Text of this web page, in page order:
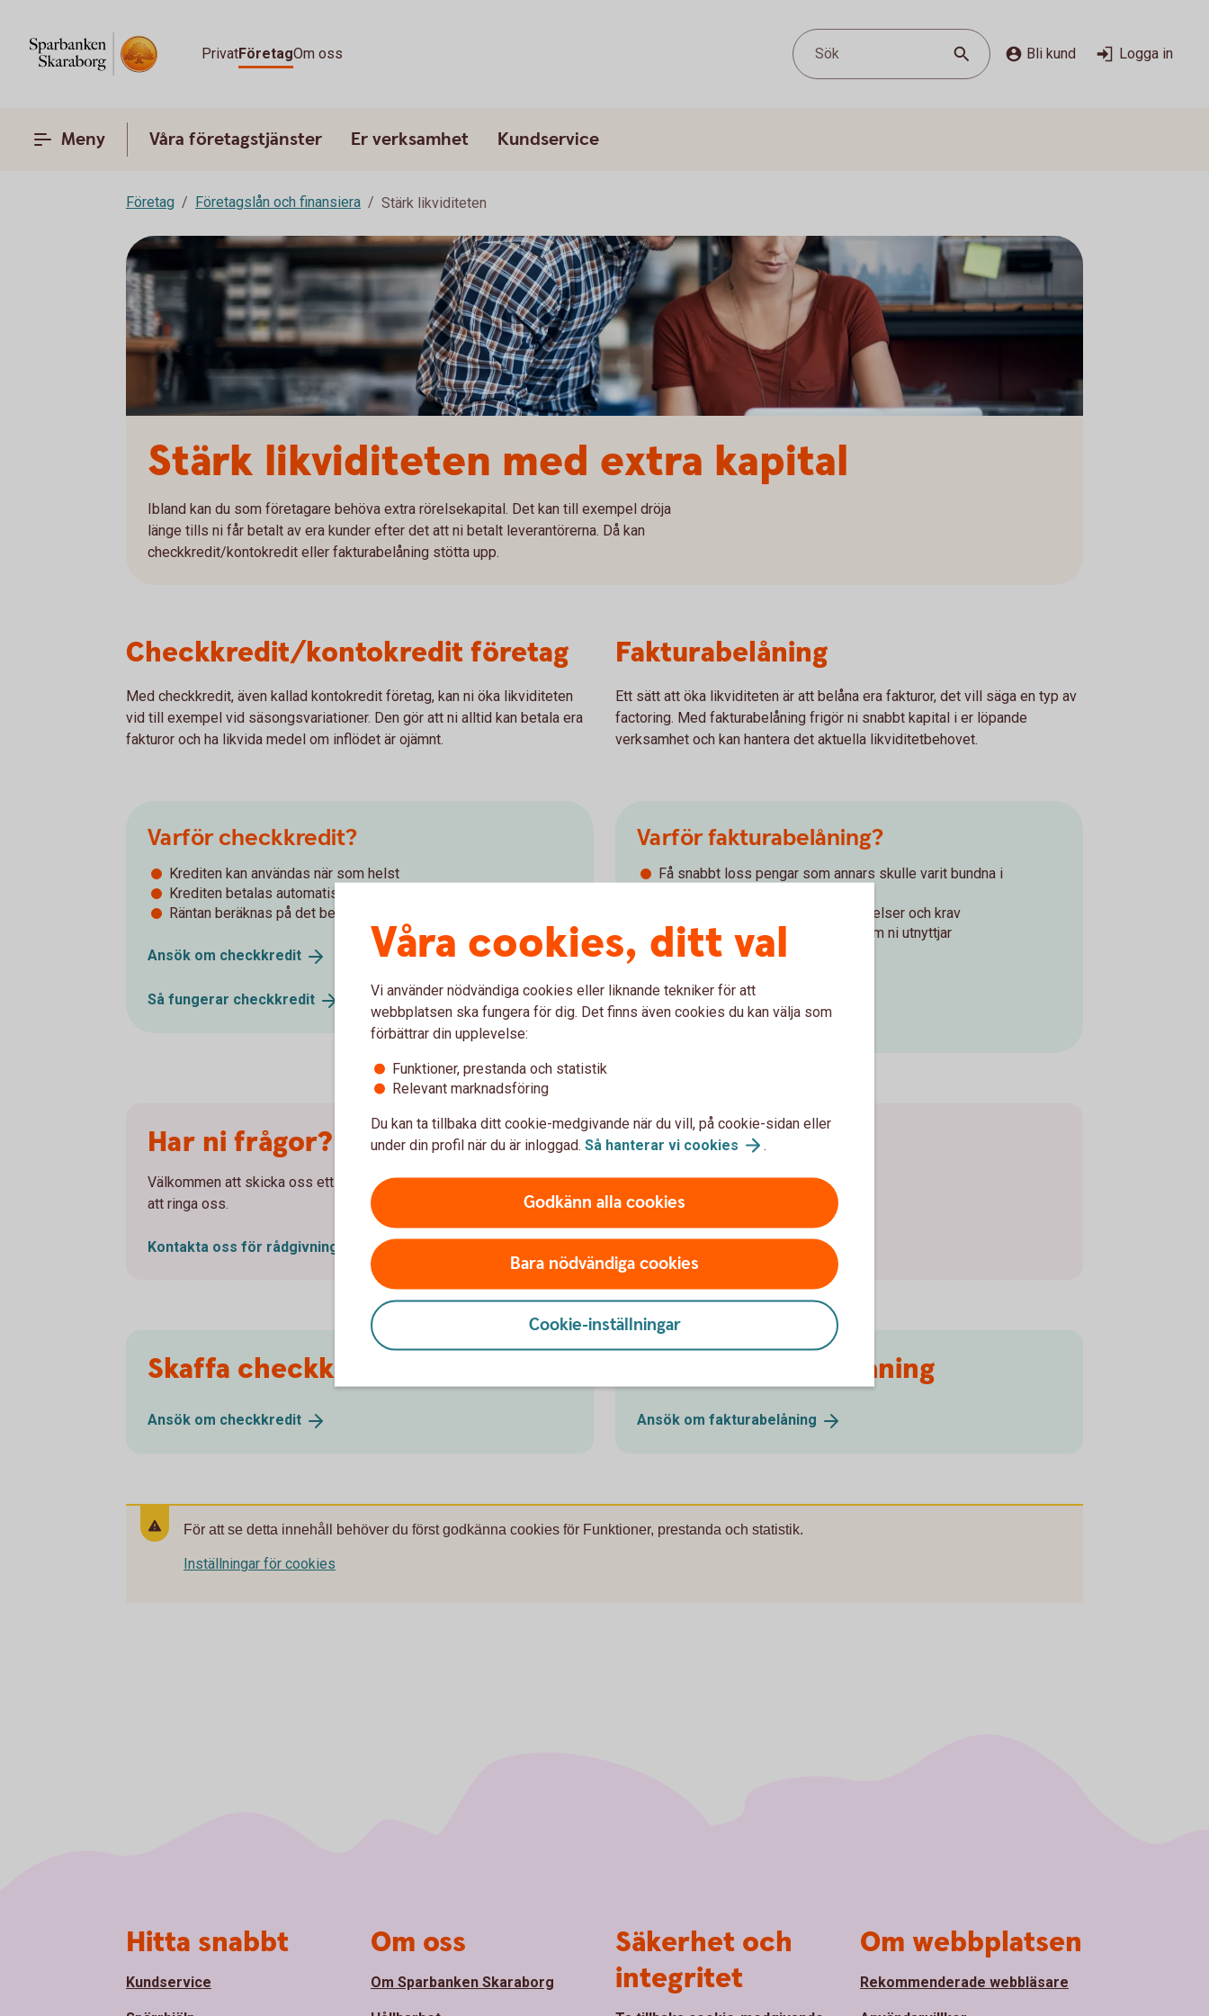
PrivatFöretagOm oss Sök Bli kund Logga in
Meny Våra företagstjänster Er verksamhet Kundservice
Företag Företagslån och finansiera Stärk likviditeten
Stärk likviditeten med extra kapital
Ibland kan du som företagare behöva extra rörelsekapital. Det kan till exempel dröja
länge tills ni får betalt av era kunder efter det att ni betalt leverantörerna. Då kan
checkkredit/kontokredit eller fakturabelåning stötta upp.
Checkkredit/kontokredit företag
Med checkkredit, även kallad kontokredit företag, kan ni öka likviditeten
vid till exempel vid säsongsvariationer. Den gör att ni alltid kan betala era
fakturor och ha likvida medel om inflödet är ojämnt.
Varför checkkredit?
Krediten kan användas när som helst
Krediten betalas automatiskt när pengarna kommer in på kontot
Räntan beräknas på det belopp som ni utnyttjar
Ansök om checkkredit
Så fungerar checkkredit
Fakturabelåning
Ett sätt att öka likviditeten är att belåna era fakturor, det vill säga en typ av
factoring. Med fakturabelåning frigör ni snabbt kapital i er löpande
verksamhet och kan hantera det aktuella likviditetbehovet.
Varför fakturabelåning?
Få snabbt loss pengar som annars skulle varit bundna i
Spara tid då vi tar hand om påminnelser och krav
Räntan beräknas på det belopp som ni utnyttjar
Så fungerarfakturabelåning
Har ni frågor?
Välkommen att skicka oss ett meddelande i internetbanken eller appen. Det går även bra
att ringa oss.
Kontakta oss för rådgivning
Skaffa checkkredit
Ansök om checkkredit
Skaffa fakturabelåning
Ansök om fakturabelåning
För att se detta innehåll behöver du först godkänna cookies för Funktioner, prestanda och statistik.
Inställningar för cookies
Våra cookies, ditt val
Vi använder nödvändiga cookies eller liknande tekniker för att
webbplatsen ska fungera för dig. Det finns även cookies du kan välja som
förbättrar din upplevelse:
Funktioner, prestanda och statistik
Relevant marknadsföring
Du kan ta tillbaka ditt cookie-medgivande när du vill, på cookie-sidan eller
under din profil när du är inloggad. Så hanterar vi cookies .
Godkänn alla cookies
Bara nödvändiga cookies
Cookie-inställningar
Hitta snabbt
Kundservice
Om oss
Om Sparbanken Skaraborg
Säkerhet och
integritet
Om webbplatsen
Rekommenderade webbläsare